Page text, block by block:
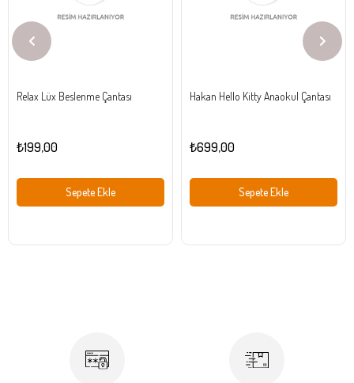
Relax Lüx Beslenme Çantası
₺199,00
Sepete Ekle
Hakan Hello Kitty Anaokul Çantası
₺699,00
Sepete Ekle